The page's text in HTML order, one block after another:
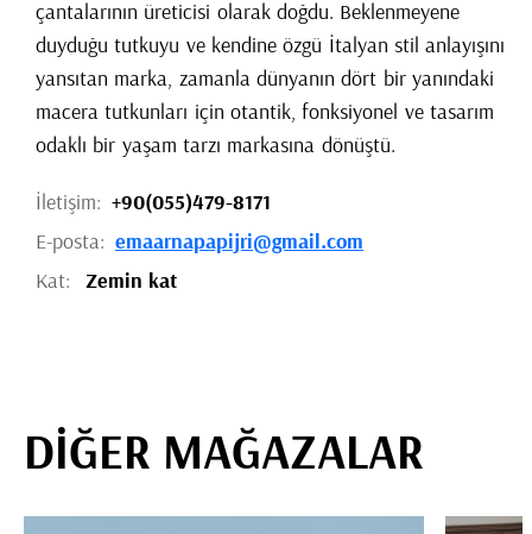
çantalarının üreticisi olarak doğdu. Beklenmeyene
duyduğu tutkuyu ve kendine özgü İtalyan stil anlayışını
yansıtan marka, zamanla dünyanın dört bir yanındaki
macera tutkunları için otantik, fonksiyonel ve tasarım
odaklı bir yaşam tarzı markasına dönüştü.
İletişim: +90(055)479-8171
E-posta: emaarnapapijri@gmail.com
Kat:
Zemin kat
DİĞER MAĞAZALAR